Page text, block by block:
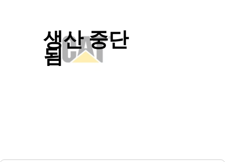
생산 중단
됨